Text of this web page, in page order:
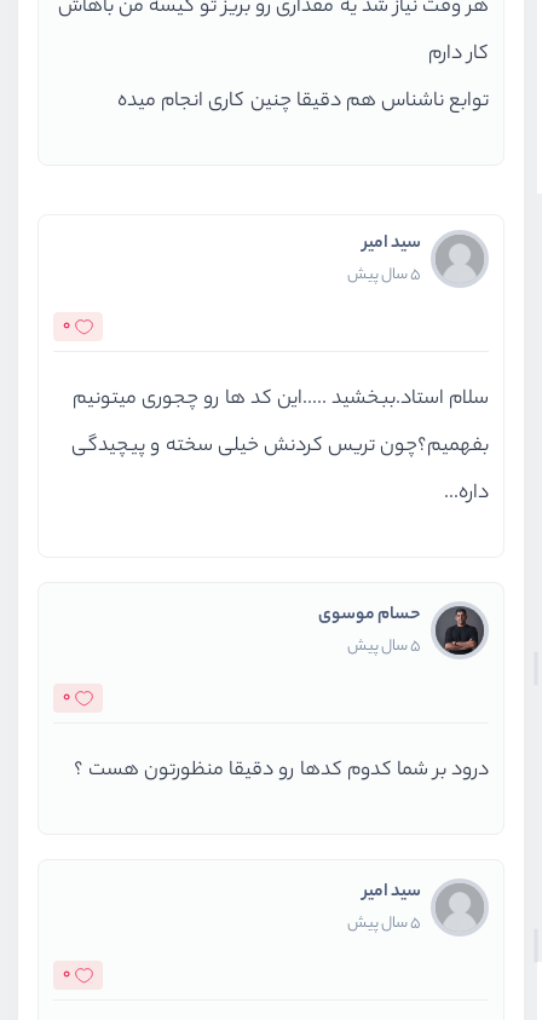
هر وقت نیاز شد یه مقداری رو بریز تو کیسه من باهاش
کار دارم
توابع ناشناس هم دقیقا چنین کاری انجام میده
سید امیر
5 سال پیش
0
سلام استاد.ببخشید .....این کد ها رو چجوری میتونیم
بفهمیم؟چون تریس کردنش خیلی سخته و پیچیدگی
داره...
حسام موسوی
5 سال پیش
0
درود بر شما کدوم کدها رو دقیقا منظورتون هست ؟
سید امیر
5 سال پیش
0